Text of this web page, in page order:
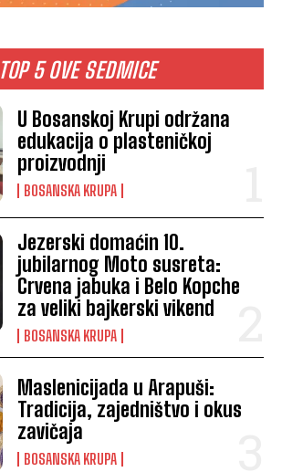
TOP 5 OVE SEDMICE
U Bosanskoj Krupi održana
edukacija o plasteničkoj
proizvodnji
BOSANSKA KRUPA
Jezerski domaćin 10.
jubilarnog Moto susreta:
Crvena jabuka i Belo Kopche
za veliki bajkerski vikend
BOSANSKA KRUPA
Maslenicijada u Arapuši:
Tradicija, zajedništvo i okus
zavičaja
BOSANSKA KRUPA